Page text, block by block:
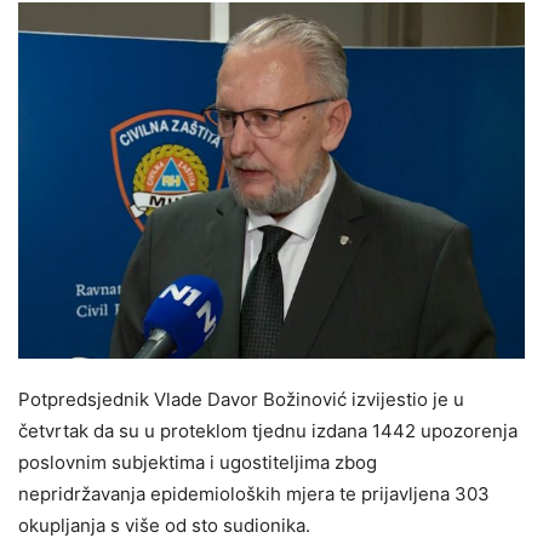
Potpredsjednik Vlade Davor Božinović izvijestio je u
četvrtak da su u proteklom tjednu izdana 1442 upozorenja
poslovnim subjektima i ugostiteljima zbog
nepridržavanja epidemioloških mjera te prijavljena 303
okupljanja s više od sto sudionika.